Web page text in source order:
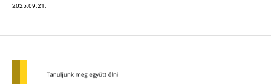
2025.09.21.